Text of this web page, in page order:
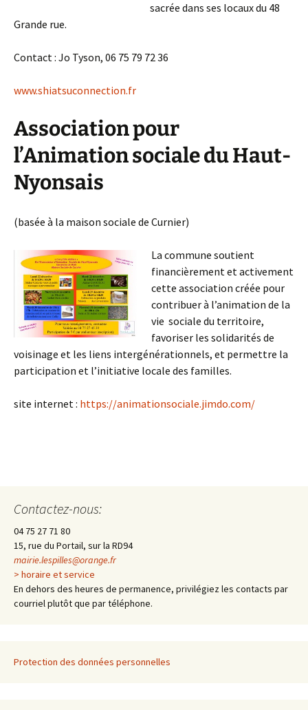
sacrée dans ses locaux du 48
Grande rue.
Contact : Jo Tyson, 06 75 79 72 36
www.shiatsuconnection.fr
Association pour
l’Animation sociale du Haut-
Nyonsais
(basée à la maison sociale de Curnier)
La commune soutient
financièrement et activement
cette association créée pour
contribuer à l’animation de la
vie sociale du territoire,
favoriser les solidarités de
voisinage et les liens intergénérationnels, et permettre la
participation et l’initiative locale des familles.
site internet : https://animationsociale.jimdo.com/
Contactez-nous:
04 75 27 71 80
15, rue du Portail, sur la RD94
mairie.lespilles@orange.fr
> horaire et service
En dehors des heures de permanence, privilégiez les contacts par
courriel plutôt que par téléphone.
Protection des données personnelles